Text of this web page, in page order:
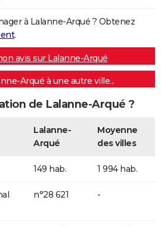
à Lalanne-Arqué ? Obtenez
.
avis sur Lalanne-Arqué
Arqué à une autre ville...
de Lalanne-Arqué ?
Lalanne-
Arqué
Moyenne
des villes
149 hab. 1 994 hab.
n°28 621 -